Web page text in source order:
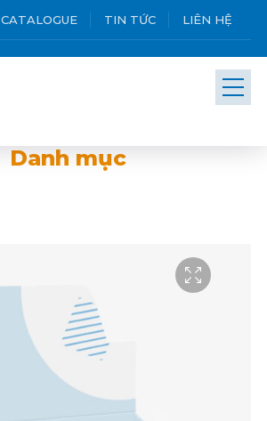
CATALOGUE TIN TỨC LIÊN HỆ
Danh mục